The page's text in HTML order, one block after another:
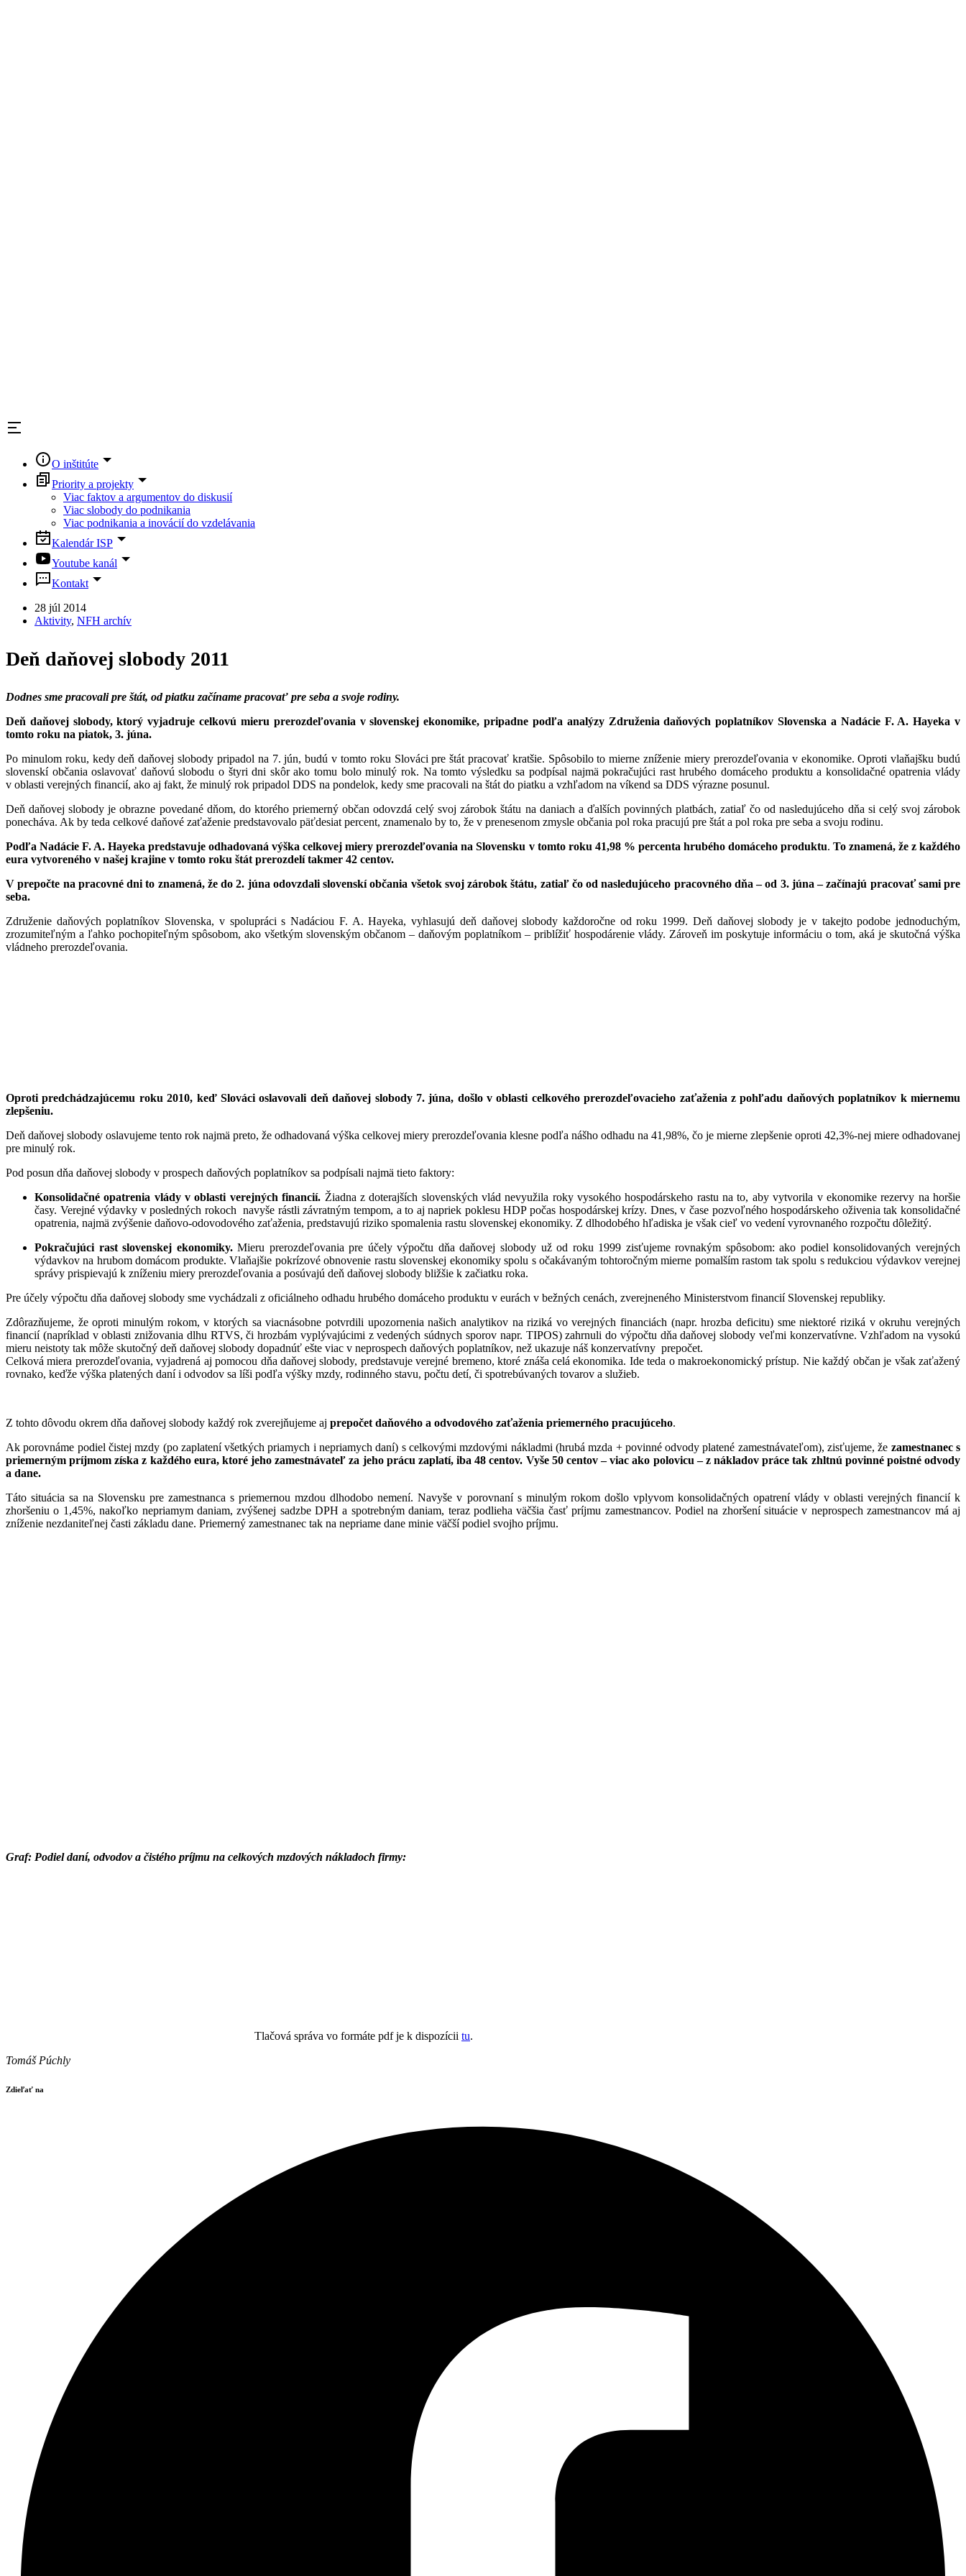
O inštitúte
Priority a projekty
Viac faktov a argumentov do diskusií
Viac slobody do podnikania
Viac podnikania a inovácií do vzdelávania
Kalendár ISP
Youtube kanál
Kontakt
28 júl 2014
Aktivity, NFH archív
Deň daňovej slobody 2011
Dodnes sme pracovali pre štát, od piatku začíname pracovať pre seba a svoje rodiny.
Deň daňovej slobody, ktorý vyjadruje celkovú mieru prerozdeľovania v slovenskej ekonomike, pripadne podľa analýzy Združenia daňových poplatníkov Slovenska a Nadácie F. A. Hayeka v
tomto roku na piatok, 3. júna.
Po minulom roku, kedy deň daňovej slobody pripadol na 7. jún, budú v tomto roku Slováci pre štát pracovať kratšie. Spôsobilo to mierne zníženie miery prerozdeľovania v ekonomike. Oproti vlaňajšku budú
slovenskí občania oslavovať daňovú slobodu o štyri dni skôr ako tomu bolo minulý rok. Na tomto výsledku sa podpísal najmä pokračujúci rast hrubého domáceho produktu a konsolidačné opatrenia vlády
v oblasti verejných financií, ako aj fakt, že minulý rok pripadol DDS na pondelok, kedy sme pracovali na štát do piatku a vzhľadom na víkend sa DDS výrazne posunul.
Deň daňovej slobody je obrazne povedané dňom, do ktorého priemerný občan odovzdá celý svoj zárobok štátu na daniach a ďalších povinných platbách, zatiaľ čo od nasledujúceho dňa si celý svoj zárobok
ponecháva. Ak by teda celkové daňové zaťaženie predstavovalo päťdesiat percent, znamenalo by to, že v prenesenom zmysle občania pol roka pracujú pre štát a pol roka pre seba a svoju rodinu.
Podľa Nadácie F. A. Hayeka predstavuje odhadovaná výška celkovej miery prerozdeľovania na Slovensku v tomto roku 41,98 % percenta hrubého domáceho produktu. To znamená, že z každého
eura vytvoreného v našej krajine v tomto roku štát prerozdelí takmer 42 centov.
V prepočte na pracovné dni to znamená, že do 2. júna odovzdali slovenskí občania všetok svoj zárobok štátu, zatiaľ čo od nasledujúceho pracovného dňa – od 3. júna – začínajú pracovať sami pre
seba.
Združenie daňových poplatníkov Slovenska, v spolupráci s Nadáciou F. A. Hayeka, vyhlasujú deň daňovej slobody každoročne od roku 1999. Deň daňovej slobody je v takejto podobe jednoduchým,
zrozumiteľným a ľahko pochopiteľným spôsobom, ako všetkým slovenským občanom – daňovým poplatníkom – priblížiť hospodárenie vlády. Zároveň im poskytuje informáciu o tom, aká je skutočná výška
vládneho prerozdeľovania.
Oproti predchádzajúcemu roku 2010, keď Slováci oslavovali deň daňovej slobody 7. júna, došlo v oblasti celkového prerozdeľovacieho zaťaženia z pohľadu daňových poplatníkov k miernemu
zlepšeniu.
Deň daňovej slobody oslavujeme tento rok najmä preto, že odhadovaná výška celkovej miery prerozdeľovania klesne podľa nášho odhadu na 41,98%, čo je mierne zlepšenie oproti 42,3%-nej miere odhadovanej
pre minulý rok.
Pod posun dňa daňovej slobody v prospech daňových poplatníkov sa podpísali najmä tieto faktory:
Konsolidačné opatrenia vlády v oblasti verejných financií. Žiadna z doterajších slovenských vlád nevyužila roky vysokého hospodárskeho rastu na to, aby vytvorila v ekonomike rezervy na horšie
časy. Verejné výdavky v posledných rokoch navyše rástli závratným tempom, a to aj napriek poklesu HDP počas hospodárskej krízy. Dnes, v čase pozvoľného hospodárskeho oživenia tak konsolidačné
opatrenia, najmä zvýšenie daňovo-odovodového zaťaženia, predstavujú riziko spomalenia rastu slovenskej ekonomiky. Z dlhodobého hľadiska je však cieľ vo vedení vyrovnaného rozpočtu dôležitý.
Pokračujúci rast slovenskej ekonomiky.Mieru prerozdeľovania pre účely výpočtu dňa daňovej slobody už od roku 1999 zisťujeme rovnakým spôsobom: ako podiel konsolidovaných verejných
výdavkov na hrubom domácom produkte. Vlaňajšie pokrízové obnovenie rastu slovenskej ekonomiky spolu s očakávaným tohtoročným mierne pomalším rastom tak spolu s redukciou výdavkov verejnej
správy prispievajú k zníženiu miery prerozdeľovania a posúvajú deň daňovej slobody bližšie k začiatku roka.
Pre účely výpočtu dňa daňovej slobody sme vychádzali z oficiálneho odhadu hrubého domáceho produktu v eurách v bežných cenách, zverejneného Ministerstvom financií Slovenskej republiky.
Zdôrazňujeme, že oproti minulým rokom, v ktorých sa viacnásobne potvrdili upozornenia našich analytikov na riziká vo verejných financiách (napr. hrozba deficitu) sme niektoré riziká v okruhu verejných
financií (napríklad v oblasti znižovania dlhu RTVS, či hrozbám vyplývajúcimi z vedených súdnych sporov napr. TIPOS) zahrnuli do výpočtu dňa daňovej slobody veľmi konzervatívne. Vzhľadom na vysokú
mieru neistoty tak môže skutočný deň daňovej slobody dopadnúť ešte viac v neprospech daňových poplatníkov, než ukazuje náš konzervatívny prepočet.
Celková miera prerozdeľovania, vyjadrená aj pomocou dňa daňovej slobody, predstavuje verejné bremeno, ktoré znáša celá ekonomika. Ide teda o makroekonomický prístup. Nie každý občan je však zaťažený
rovnako, keďže výška platených daní i odvodov sa líši podľa výšky mzdy, rodinného stavu, počtu detí, či spotrebúvaných tovarov a služieb.
Z tohto dôvodu okrem dňa daňovej slobody každý rok zverejňujeme aj prepočet daňového a odvodového zaťaženia priemerného pracujúceho.
Ak porovnáme podiel čistej mzdy (po zaplatení všetkých priamych i nepriamych daní) s celkovými mzdovými nákladmi (hrubá mzda + povinné odvody platené zamestnávateľom), zisťujeme, že zamestnanec s
priemerným príjmom získa z každého eura, ktoré jeho zamestnávateľ za jeho prácu zaplatí, iba 48 centov. Vyše 50 centov – viac ako polovicu – z nákladov práce tak zhltnú povinné poistné odvody
a dane.
Táto situácia sa na Slovensku pre zamestnanca s priemernou mzdou dlhodobo nemení. Navyše v porovnaní s minulým rokom došlo vplyvom konsolidačných opatrení vlády v oblasti verejných financií k
zhoršeniu o 1,45%, nakoľko nepriamym daniam, zvýšenej sadzbe DPH a spotrebným daniam, teraz podlieha väčšia časť príjmu zamestnancov. Podiel na zhoršení situácie v neprospech zamestnancov má aj
zníženie nezdaniteľnej časti základu dane. Priemerný zamestnanec tak na nepriame dane minie väčší podiel svojho príjmu.
Graf: Podiel daní, odvodov a čistého príjmu na celkových mzdových nákladoch firmy:
Tlačová správa vo formáte pdf je k dispozícii tu.
Tomáš Púchly
Zdieľať na